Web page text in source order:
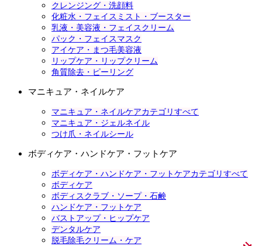
クレンジング・洗顔料
化粧水・フェイスミスト・ブースター
乳液・美容液・フェイスクリーム
パック・フェイスマスク
アイケア・まつ毛美容液
リップケア・リップクリーム
角質除去・ピーリング
マニキュア・ネイルケア
マニキュア・ネイルケアカテゴリすべて
マニキュア・ジェルネイル
つけ爪・ネイルシール
ボディケア・ハンドケア・フットケア
ボディケア・ハンドケア・フットケアカテゴリすべて
ボディケア
ボディスクラブ・ソープ・石鹸
ハンドケア・フットケア
バストアップ・ヒップケア
デンタルケア
脱毛除毛クリーム・ケア